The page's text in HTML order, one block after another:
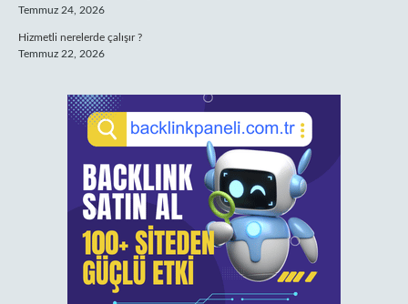
Temmuz 24, 2026
Hizmetli nerelerde çalışır ?
Temmuz 22, 2026